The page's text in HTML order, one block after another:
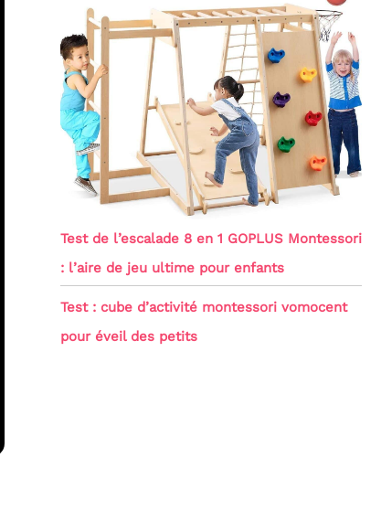
Test de l’escalade 8 en 1 GOPLUS Montessori
: l’aire de jeu ultime pour enfants
Test : cube d’activité montessori vomocent
pour éveil des petits